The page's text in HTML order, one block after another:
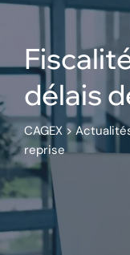
délais
CAGEX >
reprise